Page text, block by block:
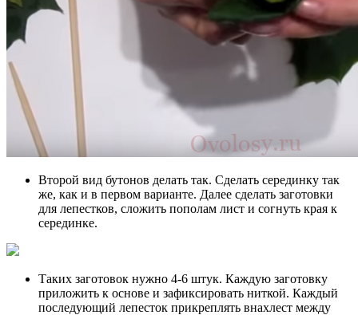
Второй вид бутонов делать так. Сделать серединку так
же, как и в первом варианте. Далее сделать заготовки
для лепестков, сложить пополам лист и согнуть края к
серединке.
Таких заготовок нужно 4-6 штук. Каждую заготовку
приложить к основе и зафиксировать ниткой. Каждый
последующий лепесток прикреплять внахлест между